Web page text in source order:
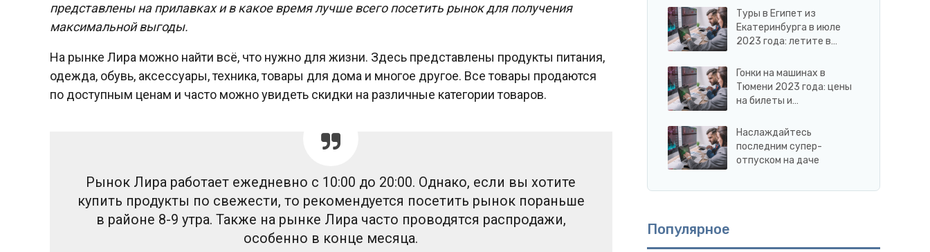
представлены на прилавках и в какое время лучше всего посетить рынок для получения
максимальной выгоды.
На рынке Лира можно найти всё, что нужно для жизни. Здесь представлены продукты питания,
одежда, обувь, аксессуары, техника, товары для дома и многое другое. Все товары продаются
по доступным ценам и часто можно увидеть скидки на различные категории товаров.
Рынок Лира работает ежедневно с 10:00 до 20:00. Однако, если вы хотите
купить продукты по свежести, то рекомендуется посетить рынок пораньше
в районе 8-9 утра. Также на рынке Лира часто проводятся распродажи,
особенно в конце месяца.
Туры в Египет из
Екатеринбурга в июле
2023 года: летите в…
Гонки на машинах в
Тюмени 2023 года: цены
на билеты и…
Наслаждайтесь
последним супер-
отпуском на даче
Популярное